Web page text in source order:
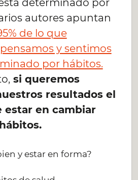
autores apuntan
de lo que
y sentimos
por hábitos.
si queremos
resultados el
estar en cambiar
y estar en forma?